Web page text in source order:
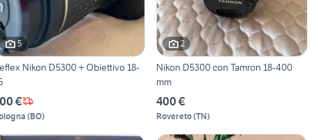
5
Nikon D5300 + Obiettivo 18-
€
(BO)
2
Nikon D5300 con Tamron 18-400
mm
400 €
Rovereto(TN)